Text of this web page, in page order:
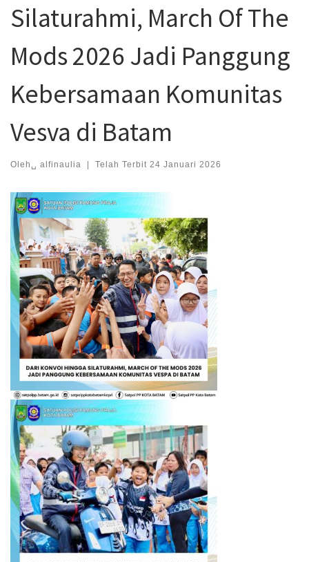
Silaturahmi, March Of The
Mods 2026 Jadi Panggung
Kebersamaan Komunitas
Vesva di Batam
Oleh␣ alfinaulia Telah Terbit 24 Januari 2026